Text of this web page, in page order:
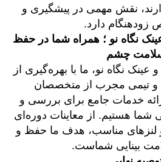
نقش مهمی در پیشگیری و
زودهنگام دارد.
نگاه نو ؛ همراه شما در حفظ
چشم
عینک نگاه نو، ما با بهره‌گیری از
و تیمی مجرب از متخصصان
خدمات جامع برای بررسی و
هستیم. از معاینات دوره‌ای
و لنزهای مناسب، هدف ما حفظ و
بینایی شماست.